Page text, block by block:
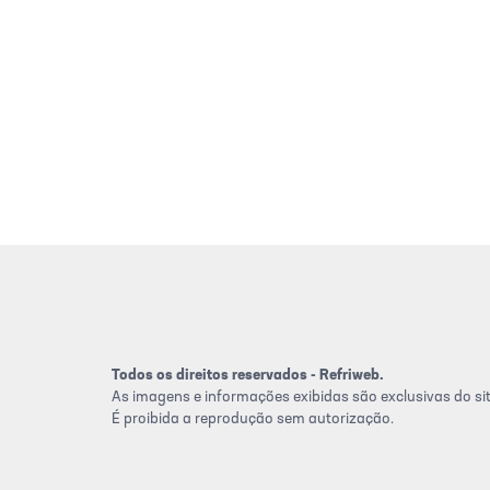
Todos os direitos reservados - Refriweb.
As imagens e informações exibidas são exclusivas do
É proibida a reprodução sem autorização.